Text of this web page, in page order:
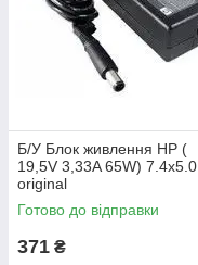
Б/У Блок живлення HP (
19,5V 3,33A 65W) 7.4x5.0
original
Готово до відправки
371 ₴